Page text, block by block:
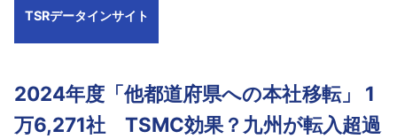
TSR-PLUS
会社案内
TSRデータインサイト
2024年度「他都道府県への本社移転」 1
万6,271社 TSMC効果？九州が転入超過